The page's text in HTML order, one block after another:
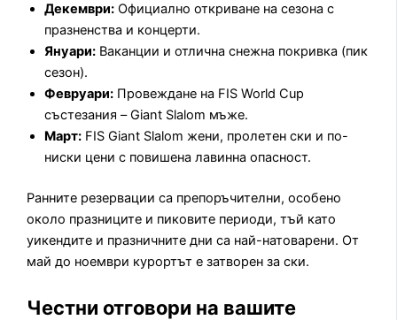
Декември: Официално откриване на сезона с
празненства и концерти.
Януари: Ваканции и отлична снежна покривка (пик
сезон).
Февруари: Провеждане на FIS World Cup
състезания – Giant Slalom мъже.
Март: FIS Giant Slalom жени, пролетен ски и по-
ниски цени с повишена лавинна опасност.
Ранните резервации са препоръчителни, особено
около празниците и пиковите периоди, тъй като
уикендите и празничните дни са най-натоварени. От
май до ноември курортът е затворен за ски.
Честни отговори на вашите